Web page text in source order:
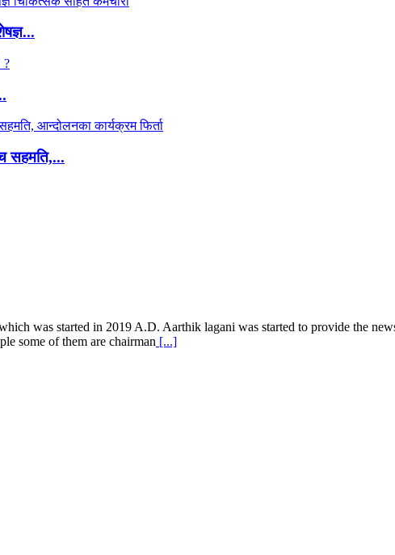
सहमति,...
was started in 2019 A.D. Aarthik lagani was started to provide the
some of them are chairman [...]